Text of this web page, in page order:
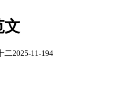
文
二2025-11-194